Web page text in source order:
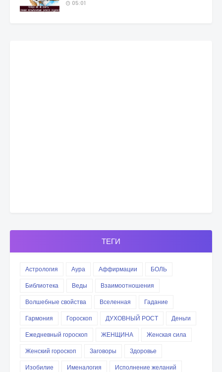
05:01
ТЕГИ
Астрология Аура Аффирмации
БОЛЬ
Библиотека
Веды
Взаимоотношения
Волшебные свойства
Вселенная
Гадание
Гармония
Гороскоп ДУХОВНЫЙ РОСТ
Деньги
Ежедневный гороскоп
ЖЕНЩИНА
Женская сила
Женский гороскоп
Заговоры
Здоровье
Изобилие
Именалогия
Исполнение желаний